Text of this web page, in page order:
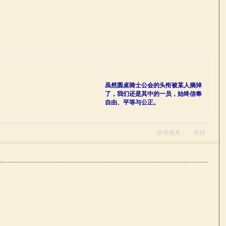
虽然圆桌骑士公会的头衔被某人摘掉
了，我们还是其中的一员，始终信奉
自由、平等与公正。
使用道具 举报